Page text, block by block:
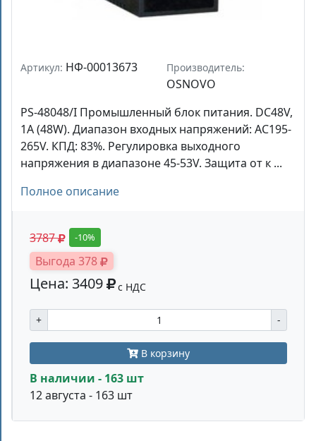
Артикул: НФ-00013673 Производитель:
OSNOVO
PS-48048/I Промышленный блок питания. DC48V,
1A (48W). Диапазон входных напряжений: AC195-
265V. КПД: 83%. Регулировка выходного
напряжения в диапазоне 45-53V. Защита от к ...
Полное описание
3787 -10%
Выгода 378
Цена: 3409 с НДС
+ -
В корзину
В наличии - 163 шт
12 августа - 163 шт